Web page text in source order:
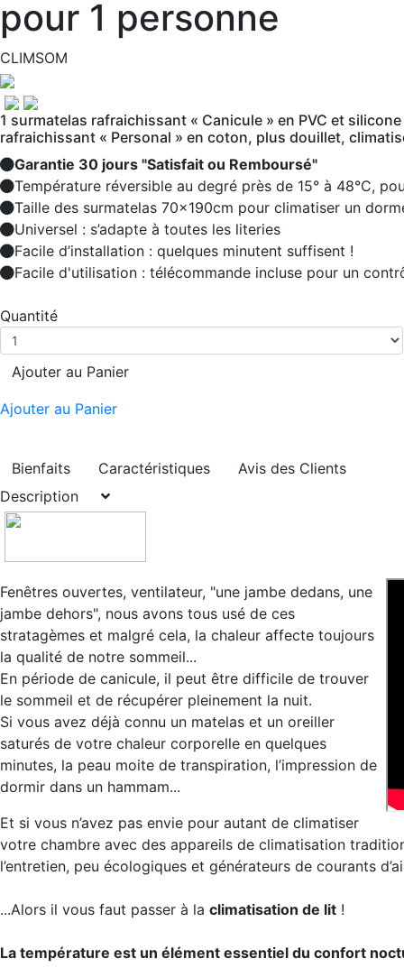
pour 1 personne
CLIMSOM
1 surmatelas rafraichissant « Canicule » en PVC et
rafraichissant « Personal » en coton, plus douillet,
Garantie 30 jours "Satisfait ou Remboursé"
Température réversible au degré près de 15° à 48°C,
Taille des surmatelas 70x190cm pour climatiser un
Universel : s’adapte à toutes les literies
Facile d’installation : quelques minutent suffisent !
Facile d'utilisation : télécommande incluse pour un
Quantité
Ajouter au Panier
Ajouter au Panier
Bienfaits Caractéristiques
Avis des Clients
Description
Fenêtres ouvertes, ventilateur, "une jambe dedans, une
jambe dehors", nous avons tous usé de ces
stratagèmes et malgré cela, la chaleur affecte toujours
la qualité de notre sommeil...
En période de canicule, il peut être difficile de trouver
le sommeil et de récupérer pleinement la nuit.
Si vous avez déjà connu un matelas et un oreiller
saturés de votre chaleur corporelle en quelques
minutes, la peau moite de transpiration, l’impression de
dormir dans un hammam...
Et si vous n’avez pas envie pour autant de climatiser
votre chambre avec des appareils de climatisation
l’entretien, peu écologiques et générateurs de courants
...Alors il vous faut passer à la climatisation de lit !
La température est un élément essentiel du confort